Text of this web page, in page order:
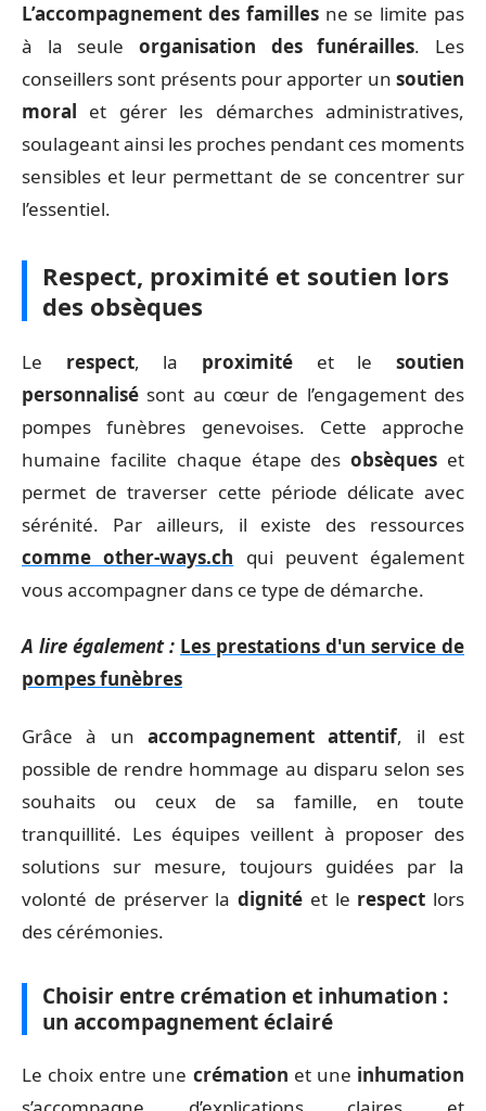
L’accompagnement des famillesne se limite pas
à la seule organisation des funérailles. Les
conseillers sont présents pour apporter un soutien
moral et gérer les démarches administratives,
soulageant ainsi les proches pendant ces moments
sensibles et leur permettant de se concentrer sur
l’essentiel.
Respect, proximité et soutien lors
des obsèques
Le respect, la proximité et lesoutien
personnalisé sont au cœur de l’engagement des
pompes funèbres genevoises. Cette approche
humaine facilite chaque étape desobsèques et
permet de traverser cette période délicate avec
sérénité. Par ailleurs, il existe des ressources
comme other-ways.ch qui peuvent également
vous accompagner dans ce type de démarche.
A lire également : Les prestations d'un service de
pompes funèbres
Grâce à un accompagnement attentif, il est
possible de rendre hommage au disparu selon ses
souhaits ou ceux de sa famille, en toute
tranquillité. Les équipes veillent à proposer des
solutions sur mesure, toujours guidées par la
volonté de préserver la dignité et le respect lors
des cérémonies.
Choisir entre crémation et inhumation :
un accompagnement éclairé
Le choix entre une crémation et une inhumation